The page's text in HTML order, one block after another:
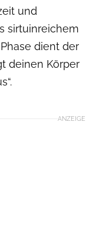
und
sirtuinreichem
dient der
deinen Körper
ANZEIGE